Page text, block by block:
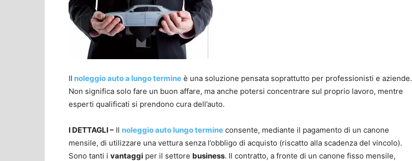
Il noleggio auto a lungo termine è una soluzione pensata soprattutto per professionisti e aziende.
Non significa solo fare un buon affare, ma anche potersi concentrare sul proprio lavoro, mentre
esperti qualificati si prendono cura dell’auto.
I DETTAGLI – Il noleggio auto lungo termine consente, mediante il pagamento di un canone
mensile, di utilizzare una vettura senza l’obbligo di acquisto (riscatto alla scadenza del vincolo).
Sono tanti i vantaggi per il settore business. Il contratto, a fronte di un canone fisso mensile,